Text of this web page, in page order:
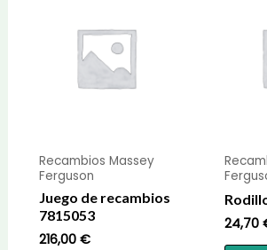
Recambios Massey
Ferguson
Juego de recambios
7815053
216,00 €
24,70